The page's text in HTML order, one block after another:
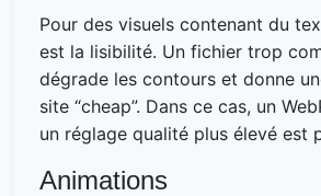
Pour des visuels contenant du
est la lisibilité. Un fichier trop
dégrade les contours et donne
site “cheap”. Dans ce cas, un
un réglage qualité plus élevé est
Animations